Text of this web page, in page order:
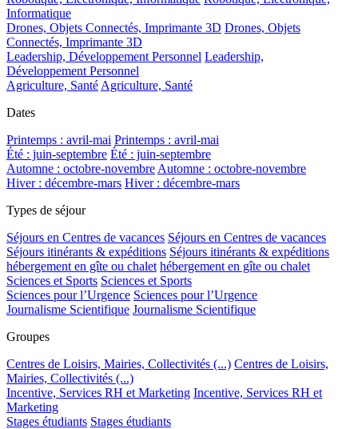
Informatique
Drones, Objets Connectés, Imprimante 3D Drones, Objets
Connectés, Imprimante 3D
Leadership, Développement Personnel Leadership,
Développement Personnel
Agriculture, Santé Agriculture, Santé
Dates
Printemps : avril-mai Printemps : avril-mai
Été : juin-septembre Été : juin-septembre
Automne : octobre-novembre Automne : octobre-novembre
Hiver : décembre-mars Hiver : décembre-mars
Types de séjour
Séjours en Centres de vacances Séjours en Centres de vacances
Séjours itinérants & expéditions Séjours itinérants & expéditions
hébergement en gîte ou chalet hébergement en gîte ou chalet
Sciences et Sports Sciences et Sports
Sciences pour l’Urgence Sciences pour l’Urgence
Journalisme Scientifique Journalisme Scientifique
Groupes
Centres de Loisirs, Mairies, Collectivités (...) Centres de Loisirs,
Mairies, Collectivités (...)
Incentive, Services RH et Marketing Incentive, Services RH et
Marketing
Stages étudiants Stages étudiants